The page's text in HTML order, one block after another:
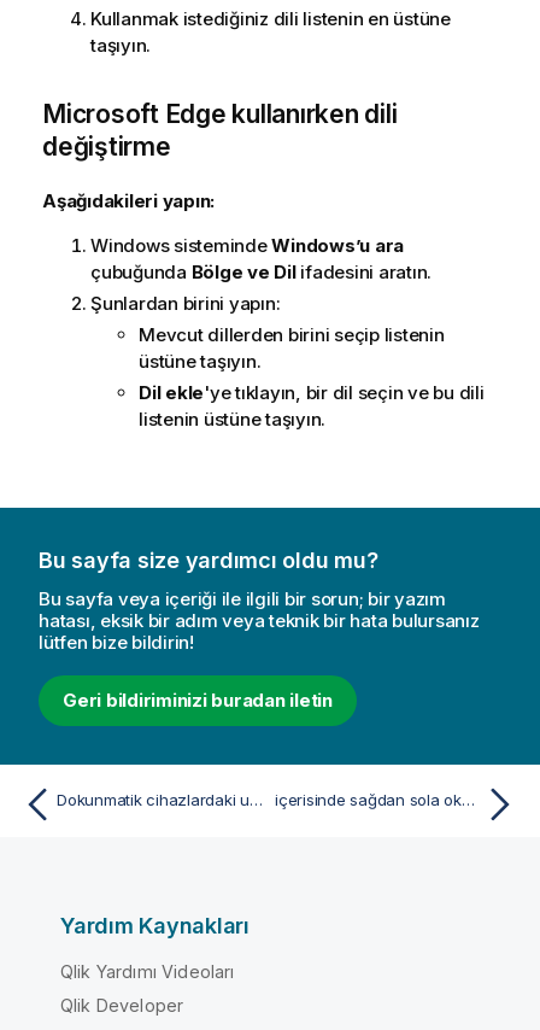
Kullanmak istediğiniz dili listenin en üstüne
taşıyın.
Microsoft Edge kullanırken dili
değiştirme
Aşağıdakileri yapın:
WindowssistemindeWindows’u ara
çubuğunda Bölge ve Dilifadesini aratın.
Şunlardan birini yapın:
Mevcut dillerden birini seçip listenin
üstüne taşıyın.
Dil ekle'ye tıklayın, bir dil seçin ve bu dili
listenin üstüne taşıyın.
Bu sayfa size yardımcı oldu mu?
Bu sayfa veya içeriği ile ilgili bir sorun; bir yazım
hatası, eksik bir adım veya teknik bir hata bulursanız
lütfen bize bildirin!
Geri bildiriminizi buradan iletin
Dokunmatik cihazlardaki uzun basma menüsü içerisinde sağdan sola okuma sırasıQlik Sense
Yardım Kaynakları
Qlik Yardımı Videoları
Qlik Developer